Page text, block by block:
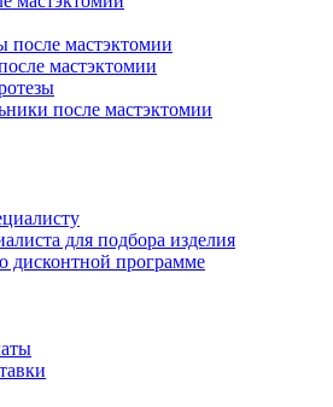
после мастэктомии
мастэктомии
после мастэктомии
для подбора изделия
дисконтной программе